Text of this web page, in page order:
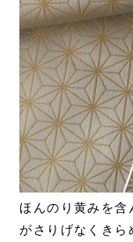
ほんのり黄みを含
がさりげなくきら